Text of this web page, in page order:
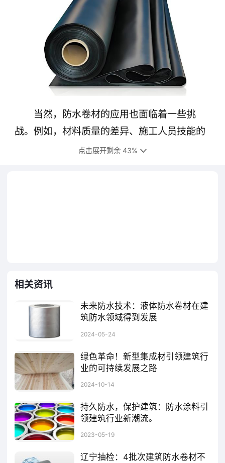
当然，防水卷材的应用也面临着一些挑
战。例如，材料质量的差异、施工人员技能的
不均、环境因素的影响等都可能影响最终的防
关重要。防水卷材具备良好的物理和化学性
这使得其能在多变的温度和复杂的建筑环境中
保持稳定性。
点击展开剩余 43%
相关资讯
未来防水技术：液体防水卷材在建
筑防水领域得到发展
2024-05-24
绿色革命！新型集成材引领建筑行
业的可持续发展之路
2024-10-14
持久防水，保护建筑：防水涂料引
领建筑行业新潮流。
2023-05-19
辽宁抽检：4批次建筑防水卷材不